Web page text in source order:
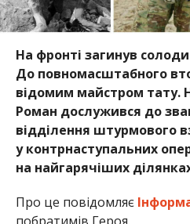
На фронті загинув
До повномасштабного
відомим майстром тату.
Роман дослужився до
відділення штурмового
у контрнаступальних
на найгарячіших
Про це повідомляє
побратимів Героя.